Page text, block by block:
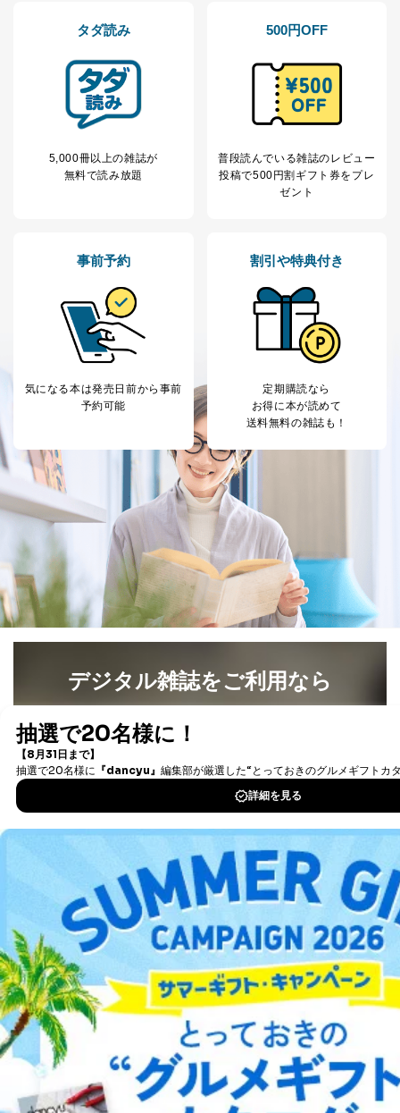
ータ（開示対象個人情報）の利用目的であり、下記4.の
なお、6、7については、パートナー（提携企業）様又は
各SNS運営会社様にご請求いただきますようお願い致し
ます。
３．個人情報の第三者提供について
当社は、取得した個人情報を適切に管理し､あらかじめ
本人の同意を得ることなく第三者に提供することはあり
場合であって、本人の同意を得ることが困難であると
き。
公衆衛生の向上または児童の健全な育成の推進のため
に特に必要がある場合であって、本人の同意を得るこ
とが困難である場合。
国の機関もしくは地方公共団体またはその委託を受け
た者が法令の定める事務を遂行することに対して協力
により当該事務の遂行に支障を及ぼすおそれがあると
き。
上記２．の利用目的を実施するために守秘義務を結ん
だ企業に、業務の一部として個人情報の取扱いを委
託・提供する場合、その業務に必要な範囲で委託・提
供先企業に個人情報を開示することがあります。
委託・提供先企業は具体的には以下のような企業です
が、これらに限りません。
委託先：カスタマーサポート支援会社 、クレジッ
トカード決済などの決済代行・料金回収会社、広
告配信サービス会社
提供先：出版社、出版物発売元、卸売会社、販売
店など商品の供給者、梱包会社、配送会社、新聞
販売店などの梱包・配送・配達会社
４．開示対象個人情報の「開示」「訂正」等の請求につ
当社は、本人から、開示対象個人情報について利用目的
す。ただし、以下①～④のいずれかに該当する場合は、
利用目的の通知を行なうことはできません。そのとき
は、本人に遅滞無くその旨を通知するとともに、理由を
説明させていただきます。
①利用目的を本人に通知し、又は公表することによって
害するおそれがある場合
②利用目的を本人に通知し、又は公表することによって
当該事業者の権利又は正当な利益を害するおそれがある
③国の機関又は地方公共団体が法令の定める事務を遂行
することに対して協力する必要がある場合であって、利
用目的を本人に通知し、又は公表することによって当該
事務の遂行に支障を及ぼすおそれがあるとき
④開示対象個人情報の利用目的が明らかな場合
開示対象個人情報については、保有個人データの本人ま
たはその代理人からの利用目的の通知、開示、変更等
（内容の訂正、追加または削除）、利用停止等（「利用
の停止または消去」「第三者への提供の停止」）の求め
に対応させていただいております。 当社顧客の皆様の
個人情報は「マイページ」にログインしていただくこと
タダ読み
5,000冊以上の雑誌が
無料で読み放題
500円OFF
普段読んでいる雑誌のレビュー
投稿で500円割ギフト券をプレ
ゼント
事前予約
気になる本は発売日前から事前
予約可能
割引や特典付き
定期購読なら
お得に本が読めて
送料無料の雑誌も！
デジタル雑誌をご利用なら
書籍）が無料で読み放題！
DOWNLOAD FOR IOS
DOWNLOAD FOR ANDROID
ご利用方法はこちら
総合案内
アフィリエイト 採用情報
プレスリリース お問い合わせ
利用規約プライバシーポリシー 特定商取引法に基づく表示 出版社の皆様へ